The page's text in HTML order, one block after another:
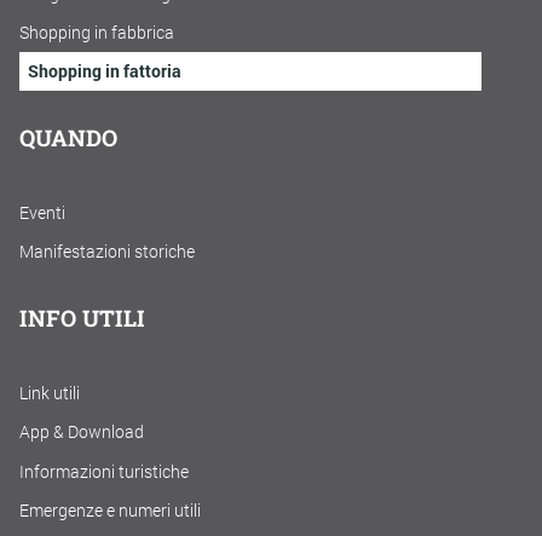
Shopping in fabbrica
Shopping in fattoria
QUANDO
Eventi
Manifestazioni storiche
INFO UTILI
Link utili
App & Download
Informazioni turistiche
Emergenze e numeri utili